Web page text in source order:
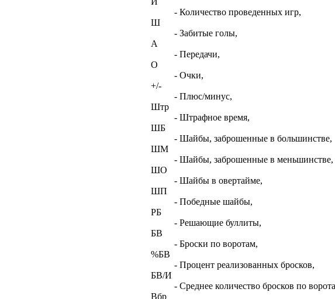
- Количество проведенных игр,
Ш
- Забитые голы,
А
- Передачи,
О
- Очки,
+/-
- Плюс/минус,
Штр
- Штрафное время,
ШБ
- Шайбы, заброшенные в большинстве,
ШМ
- Шайбы, заброшенные в меньшинстве,
ШО
- Шайбы в овертайме,
ШП
- Победные шайбы,
РБ
- Решающие буллиты,
БВ
- Броски по воротам,
%БВ
- Процент реализованных бросков,
БВ/И
- Среднее количество бросков по
Вбр